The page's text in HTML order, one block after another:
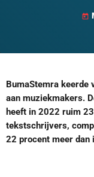
today
BumaStemra keerde
aan muziekmakers.
heeft in 2022 ruim
tekstschrijvers,
22 procent meer dan